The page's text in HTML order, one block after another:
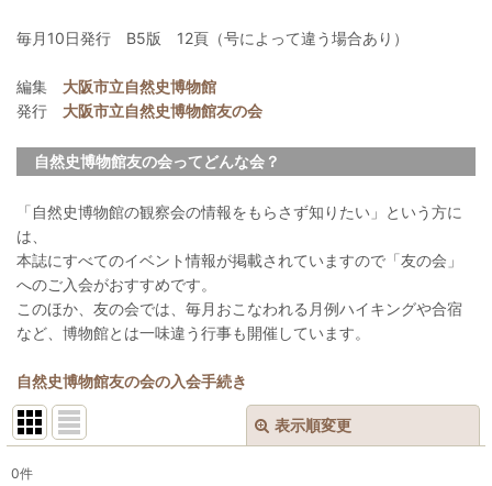
毎月10日発行 B5版 12頁（号によって違う場合あり）
編集 大阪市立自然史博物館
発行 大阪市立自然史博物館友の会
自然史博物館友の会ってどんな会？
「自然史博物館の観察会の情報をもらさず知りたい」という方に
は、
本誌にすべてのイベント情報が掲載されていますので「友の会」
へのご入会がおすすめです。
このほか、友の会では、毎月おこなわれる月例ハイキングや合宿
など、博物館とは一味違う行事も開催しています。
自然史博物館友の会の入会手続き
表示順変更
0件